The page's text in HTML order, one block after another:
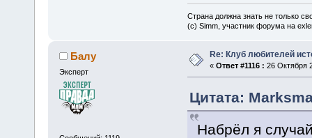
Страна должна знать не только
(c) Simm, участник форума на
Балу
Эксперт
Re: Клуб любителей
« Ответ #1116 : 26 Октября
Цитата:
Набрёл я